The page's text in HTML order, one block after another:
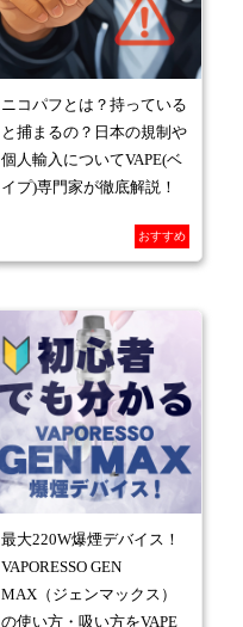
ニコパフとは？持っている
と捕まるの？日本の規制や
個人輸入についてVAPE(ベ
イプ)専門家が徹底解説！
おすすめ
最大220W爆煙デバイス！
VAPORESSO GEN
MAX（ジェンマックス）
の使い方・吸い方をVAPE